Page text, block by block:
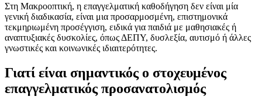
Στη Μακροοπτική, η επαγγελματική καθοδήγηση δεν είναι μία
γενική διαδικασία, είναι μια προσαρμοσμένη, επιστημονικά
τεκμηριωμένη προσέγγιση, ειδικά για παιδιά με μαθησιακές ή
αναπτυξιακές δυσκολίες, όπως ΔΕΠΥ, δυσλεξία, αυτισμό ή άλλες
γνωστικές και κοινωνικές ιδιαιτερότητες.
Γιατί είναι σημαντικός ο στοχευμένος
επαγγελματικός προσανατολισμός